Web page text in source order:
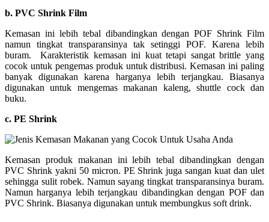
b. PVC Shrink Film
Kemasan ini lebih tebal dibandingkan dengan POF Shrink Film
namun tingkat transparansinya tak setinggi POF. Karena lebih
buram. Karakteristik kemasan ini kuat tetapi sangat brittle yang
cocok untuk pengemas produk untuk distribusi. Kemasan ini paling
banyak digunakan karena harganya lebih terjangkau. Biasanya
digunakan untuk mengemas makanan kaleng, shuttle cock dan
buku.
c. PE Shrink
Kemasan produk makanan ini lebih tebal dibandingkan dengan
PVC Shrink yakni 50 micron. PE Shrink juga sangan kuat dan ulet
sehingga sulit robek. Namun sayang tingkat transparansinya buram.
Namun harganya lebih terjangkau dibandingkan dengan POF dan
PVC Shrink. Biasanya digunakan untuk membungkus soft drink.